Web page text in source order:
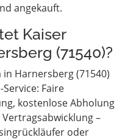
angekauft.
Kaiser
(71540)?
Harnersberg (71540)
Faire
kostenlose Abholung
–
oder